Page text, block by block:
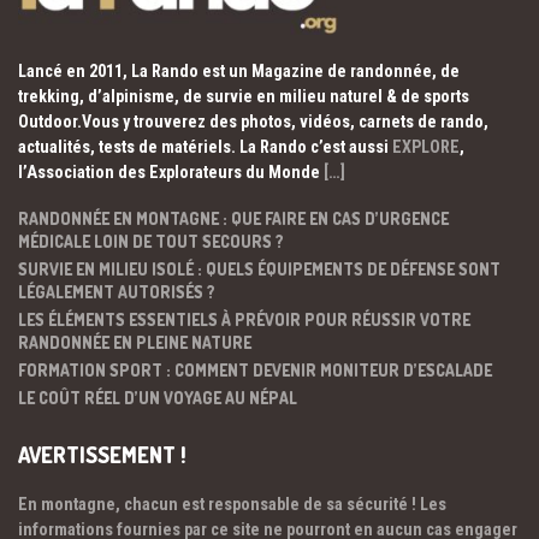
Lancé en 2011, La Rando est un Magazine de randonnée, de
trekking, d’alpinisme, de survie en milieu naturel & de sports
Outdoor.Vous y trouverez des photos, vidéos, carnets de rando,
actualités, tests de matériels. La Rando c’est aussi EXPLORE,
l’Association des Explorateurs du Monde […]
RANDONNÉE EN MONTAGNE : QUE FAIRE EN CAS D’URGENCE
MÉDICALE LOIN DE TOUT SECOURS ?
SURVIE EN MILIEU ISOLÉ : QUELS ÉQUIPEMENTS DE DÉFENSE SONT
LÉGALEMENT AUTORISÉS ?
LES ÉLÉMENTS ESSENTIELS À PRÉVOIR POUR RÉUSSIR VOTRE
RANDONNÉE EN PLEINE NATURE
FORMATION SPORT : COMMENT DEVENIR MONITEUR D’ESCALADE
LE COÛT RÉEL D’UN VOYAGE AU NÉPAL
AVERTISSEMENT !
En montagne, chacun est responsable de sa sécurité ! Les
informations fournies par ce site ne pourront en aucun cas engager